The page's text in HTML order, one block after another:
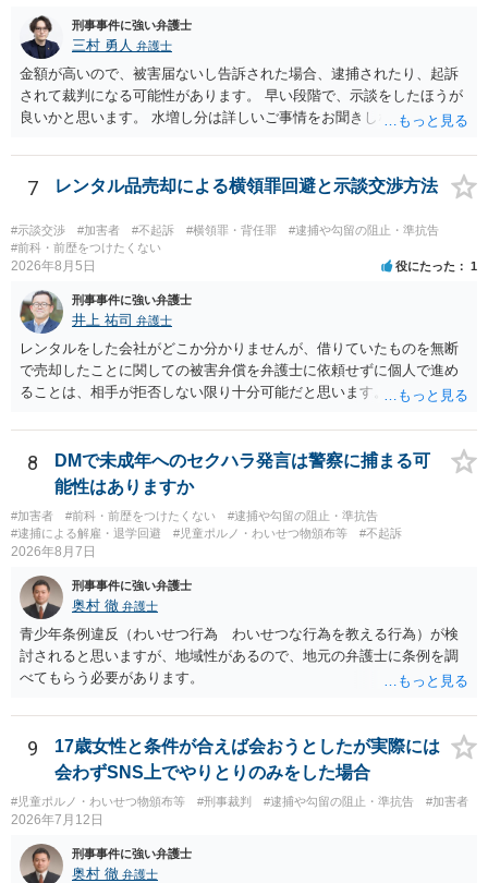
刑事事件に強い弁護士
三村 勇人 弁護士
金額が高いので、被害届ないし告訴された場合、逮捕されたり、起訴
されて裁判になる可能性があります。 早い段階で、示談をしたほうが
良いかと思います。 水増し分は詳しいご事情をお聞きしなければお答
7 レンタル品売却による横領罪回避と示談交渉方法
#示談交渉 #加害者 #不起訴 #横領罪・背任罪
#逮捕や勾留の阻止・準抗告
#前科・前歴をつけたくない
2026年8月5日 役にたった 1
刑事事件に強い弁護士
井上 祐司 弁護士
レンタルをした会社がどこか分かりませんが、借りていたものを無断
で売却したことに関しての被害弁償を弁護士に依頼せずに個人で進め
ることは、相手が拒否しない限り十分可能だと思います。 見積を出し
か）、弁護士に法律相談において助言をもらえば足りるでしょう。
8
DMで未成年へのセクハラ発言は警察に捕まる可
能性はありますか
#加害者 #前科・前歴をつけたくない
#逮捕や勾留の阻止・準抗告
#逮捕による解雇・退学回避
#児童ポルノ・わいせつ物頒布等 #不起訴
2026年8月7日
刑事事件に強い弁護士
奥村 徹 弁護士
青少年条例違反（わいせつ行為 わいせつな行為を教える行為）が検
討されると思いますが、地域性があるので、地元の弁護士に条例を調
べてもらう必要があります。
9
17歳女性と条件が合えば会おうとしたが実際には
会わずSNS上でやりとりのみをした場合
#児童ポルノ・わいせつ物頒布等 #刑事裁判 #逮捕や勾留の阻止・準抗告 #加害者
2026年7月12日
刑事事件に強い弁護士
奥村 徹 弁護士